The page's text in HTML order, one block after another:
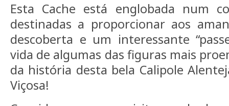
Esta Cache está englobada num
destinadas a proporcionar aos
descoberta e um interessante
vida de algumas das figuras mais
da história desta bela Calipole
Viçosa!